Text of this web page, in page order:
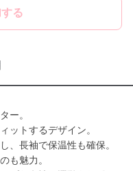
る
ー。
ットするデザイン。
、長袖で保温性も確保。
も魅力。